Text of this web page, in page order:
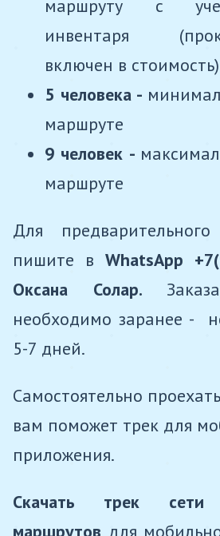
маршруту с
инвентаря
включен в стоимость)
5 человека -
маршруте
9 человек -
маршруте
Для
пишите в WhatsApp
Оксана Солар.
необходимо заранее -
5-7 дней.
Самостоятельно
вам поможет трек для
приложения.
Скачать трек сети
маршрутов для